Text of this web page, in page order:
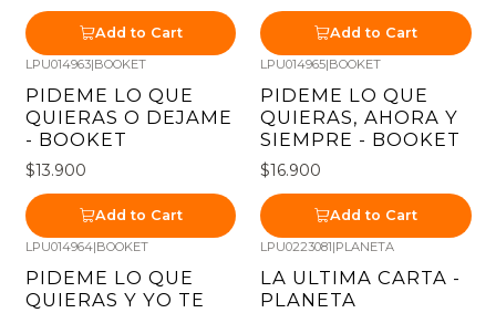
Add to Cart Add to Cart
LPU014963|BOOKET
PIDEME LO QUE
QUIERAS O DEJAME
- BOOKET
$13.900
Add to Cart
LPU014965|BOOKET
PIDEME LO QUE
QUIERAS, AHORA Y
SIEMPRE - BOOKET
$16.900
Add to Cart
LPU014964|BOOKET
PIDEME LO QUE
QUIERAS Y YO TE
LPU0223081|PLANETA
LA ULTIMA CARTA -
PLANETA